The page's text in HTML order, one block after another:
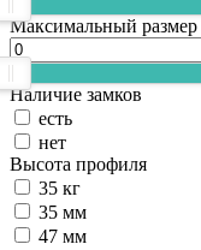
Максимальный размер
Наличие замков
есть
нет
Высота профиля
35 кг
35 мм
47 мм